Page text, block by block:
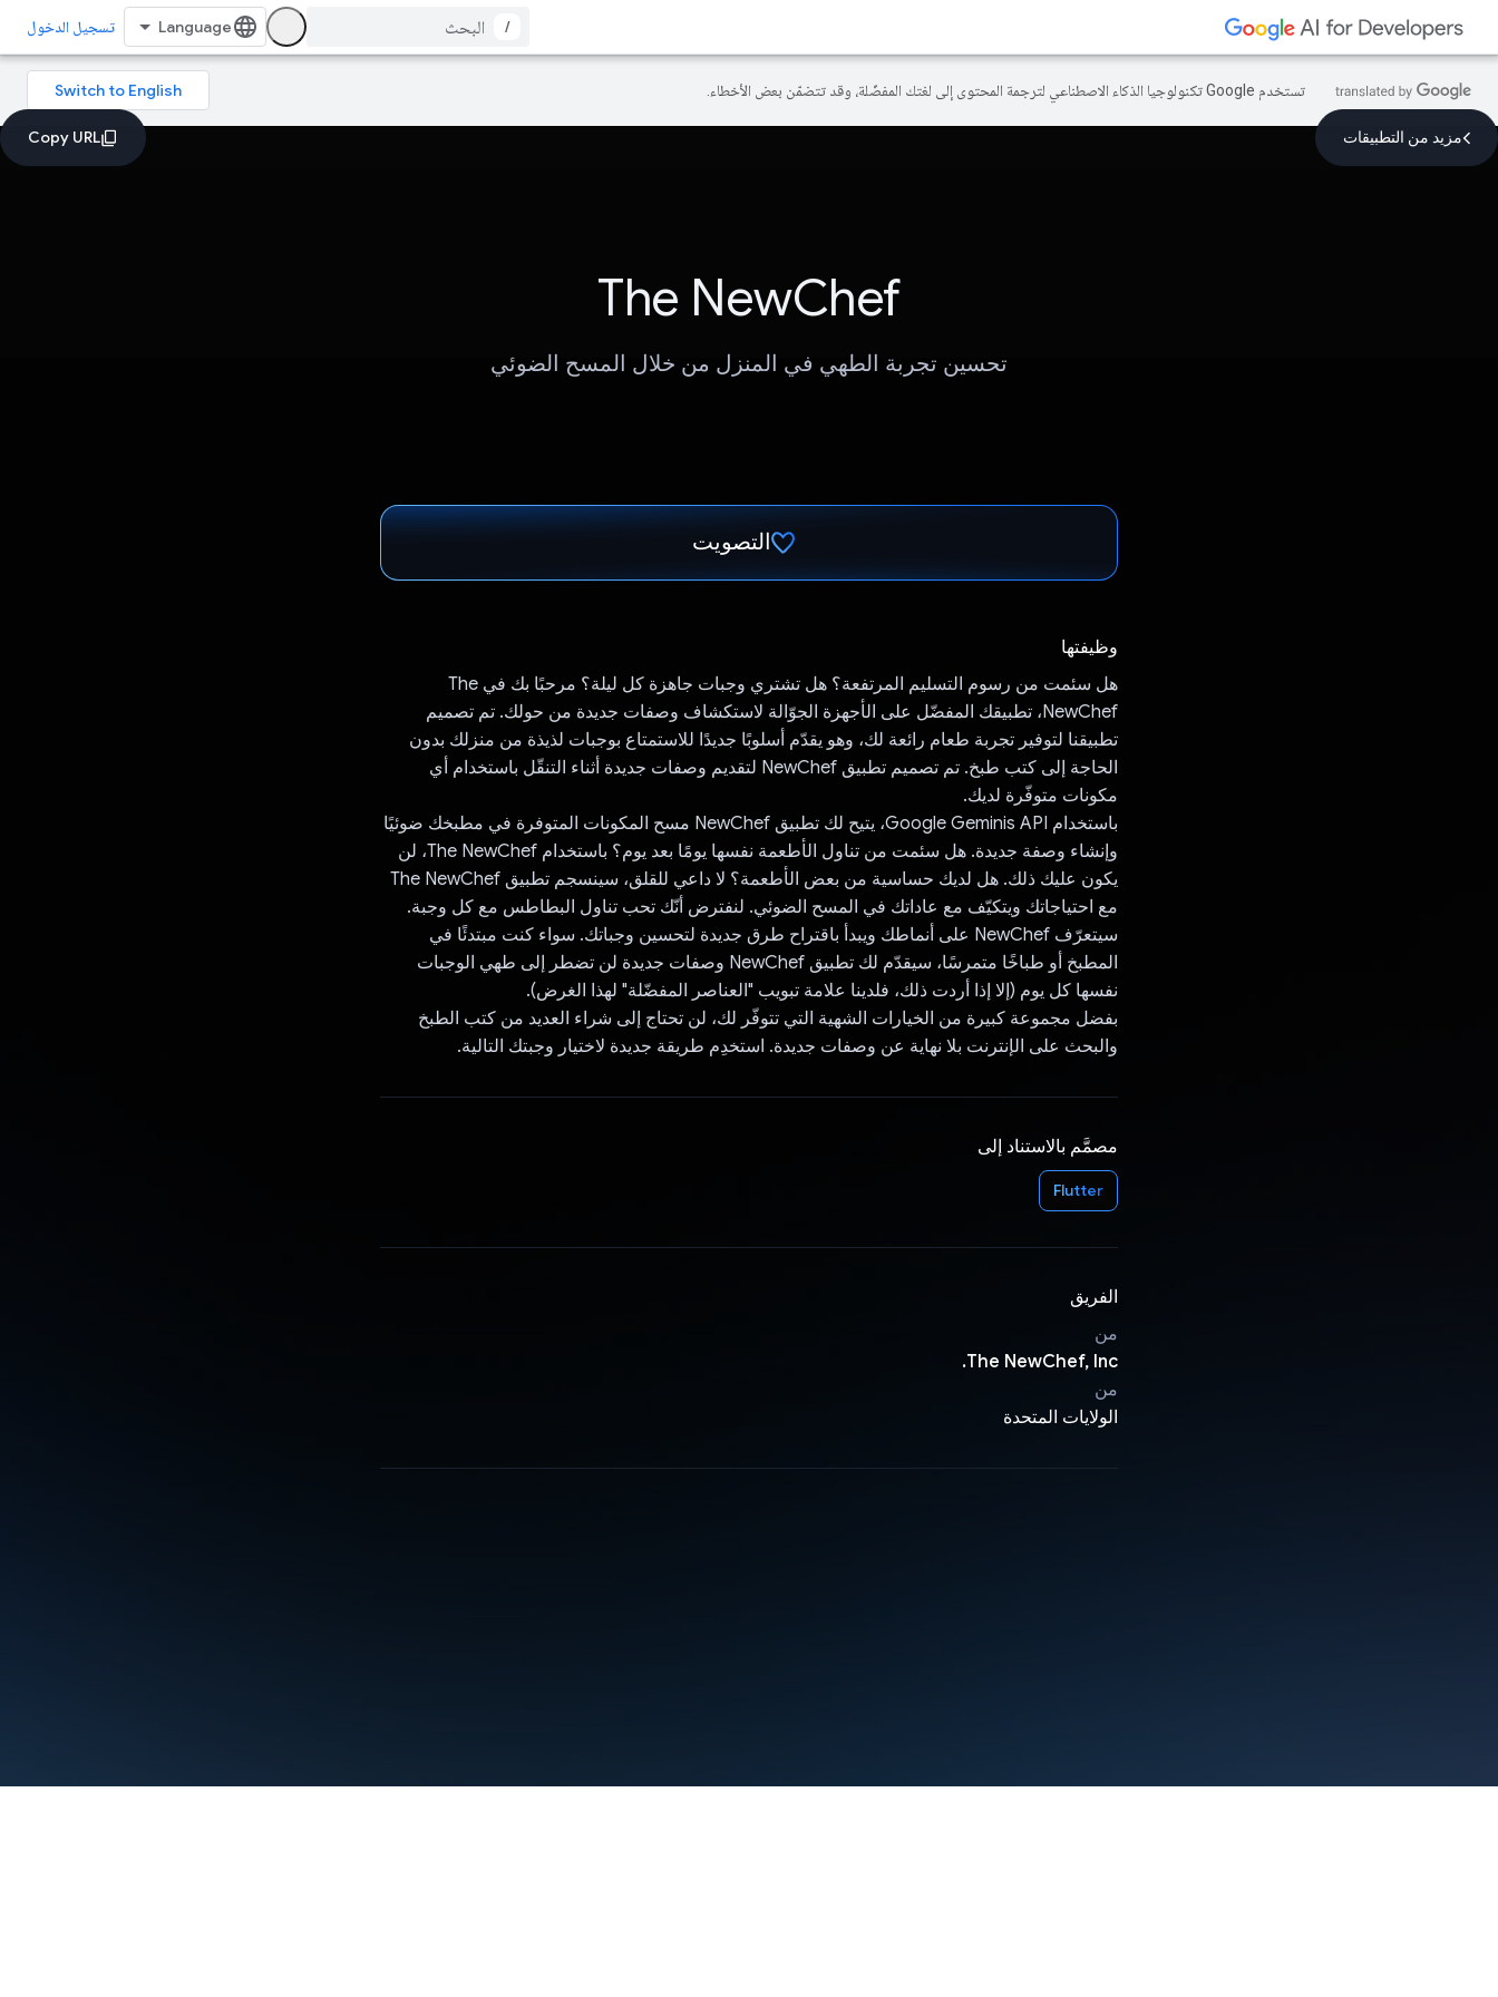
/ تسجيل الدخول
تستخدم Google تكنولوجيا الذكاء الاصطناعي لترجمة المحتوى إلى لغتك المفضّلة، وقد تتضمّن بعض الأخطاء.
مزيد من التطبيقات
The NewChef
تحسين تجربة الطهي في المنزل من خلال المسح الضوئي
التصويت
وظيفتها
هل سئمت من رسوم التسليم المرتفعة؟ هل تشتري وجبات جاهزة كل ليلة؟ مرحبًا بك في The
NewChef، تطبيقك المفضّل على الأجهزة الجوّالة لاستكشاف وصفات جديدة من حولك. تم تصميم
تطبيقنا لتوفير تجربة طعام رائعة لك، وهو يقدّم أسلوبًا جديدًا للاستمتاع بوجبات لذيذة من منزلك بدون
الحاجة إلى كتب طبخ. تم تصميم تطبيق NewChef لتقديم وصفات جديدة أثناء التنقّل باستخدام أي
مكونات متوفّرة لديك.
باستخدام Google Geminis API، يتيح لك تطبيق NewChef مسح المكونات المتوفرة في مطبخك ضوئيًا
وإنشاء وصفة جديدة. هل سئمت من تناول الأطعمة نفسها يومًا بعد يوم؟ باستخدام The NewChef، لن
يكون عليك ذلك. هل لديك حساسية من بعض الأطعمة؟ لا داعي للقلق، سينسجم تطبيق The NewChef
مع احتياجاتك ويتكيّف مع عاداتك في المسح الضوئي. لنفترض أنّك تحب تناول البطاطس مع كل وجبة.
سيتعرّف NewChef على أنماطك ويبدأ باقتراح طرق جديدة لتحسين وجباتك. سواء كنت مبتدئًا في
المطبخ أو طباخًا متمرسًا، سيقدّم لك تطبيق NewChef وصفات جديدة لن تضطر إلى طهي الوجبات
نفسها كل يوم (إلا إذا أردت ذلك، فلدينا علامة تبويب "العناصر المفضّلة" لهذا الغرض).
بفضل مجموعة كبيرة من الخيارات الشهية التي تتوفّر لك، لن تحتاج إلى شراء العديد من كتب الطبخ
والبحث على الإنترنت بلا نهاية عن وصفات جديدة. استخدِم طريقة جديدة لاختيار وجبتك التالية.
مصمَّم بالاستناد إلى
Flutter
الفريق
من
The NewChef, Inc.
من
الولايات المتحدة